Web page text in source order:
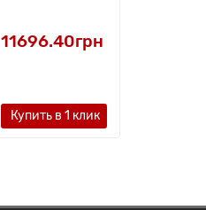
11696.40грн
Купить в 1 клик